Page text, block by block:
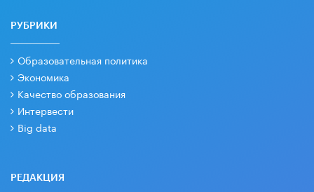
РУБРИКИ
Образовательная политика
Экономика
Качество образования
Интервести
Big data
РЕДАКЦИЯ